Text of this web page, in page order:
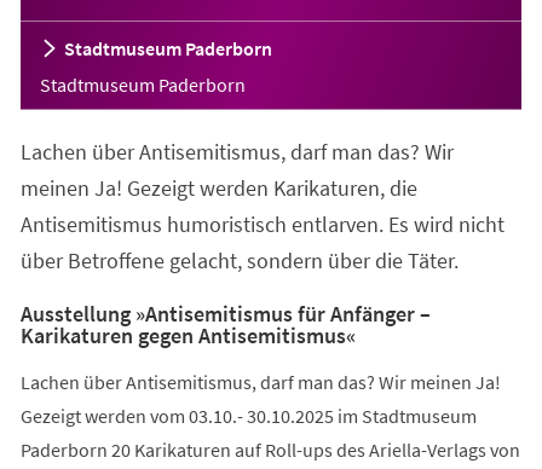
Stadtmuseum Paderborn
Stadtmuseum Paderborn
Lachen über Antisemitismus, darf man das? Wir
meinen Ja! Gezeigt werden Karikaturen, die
Antisemitismus humoristisch entlarven. Es wird nicht
über Betroffene gelacht, sondern über die Täter.
Ausstellung »Antisemitismus für Anfänger –
Karikaturen gegen Antisemitismus«
Lachen über Antisemitismus, darf man das? Wir meinen Ja!
Gezeigt werden vom 03.10.- 30.10.2025 im Stadtmuseum
Paderborn 20 Karikaturen auf Roll-ups des Ariella-Verlags von